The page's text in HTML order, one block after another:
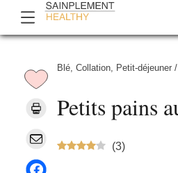
Blé, Collation, Petit-déjeuner /
Petits pains
(3)